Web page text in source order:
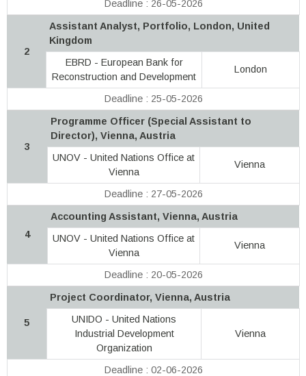
Deadline : 26-05-2026
2
Assistant Analyst, Portfolio, London, United
Kingdom
EBRD - European Bank for
Reconstruction and Development
London
Deadline : 25-05-2026
3
Programme Officer (Special Assistant to
Director), Vienna, Austria
UNOV - United Nations Office at
Vienna
Vienna
Deadline : 27-05-2026
4
Accounting Assistant, Vienna, Austria
UNOV - United Nations Office at
Vienna
Vienna
Deadline : 20-05-2026
5
Project Coordinator, Vienna, Austria
UNIDO - United Nations
Industrial Development
Organization
Vienna
Deadline : 02-06-2026